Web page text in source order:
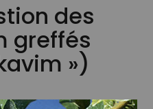
des
greffés
»)